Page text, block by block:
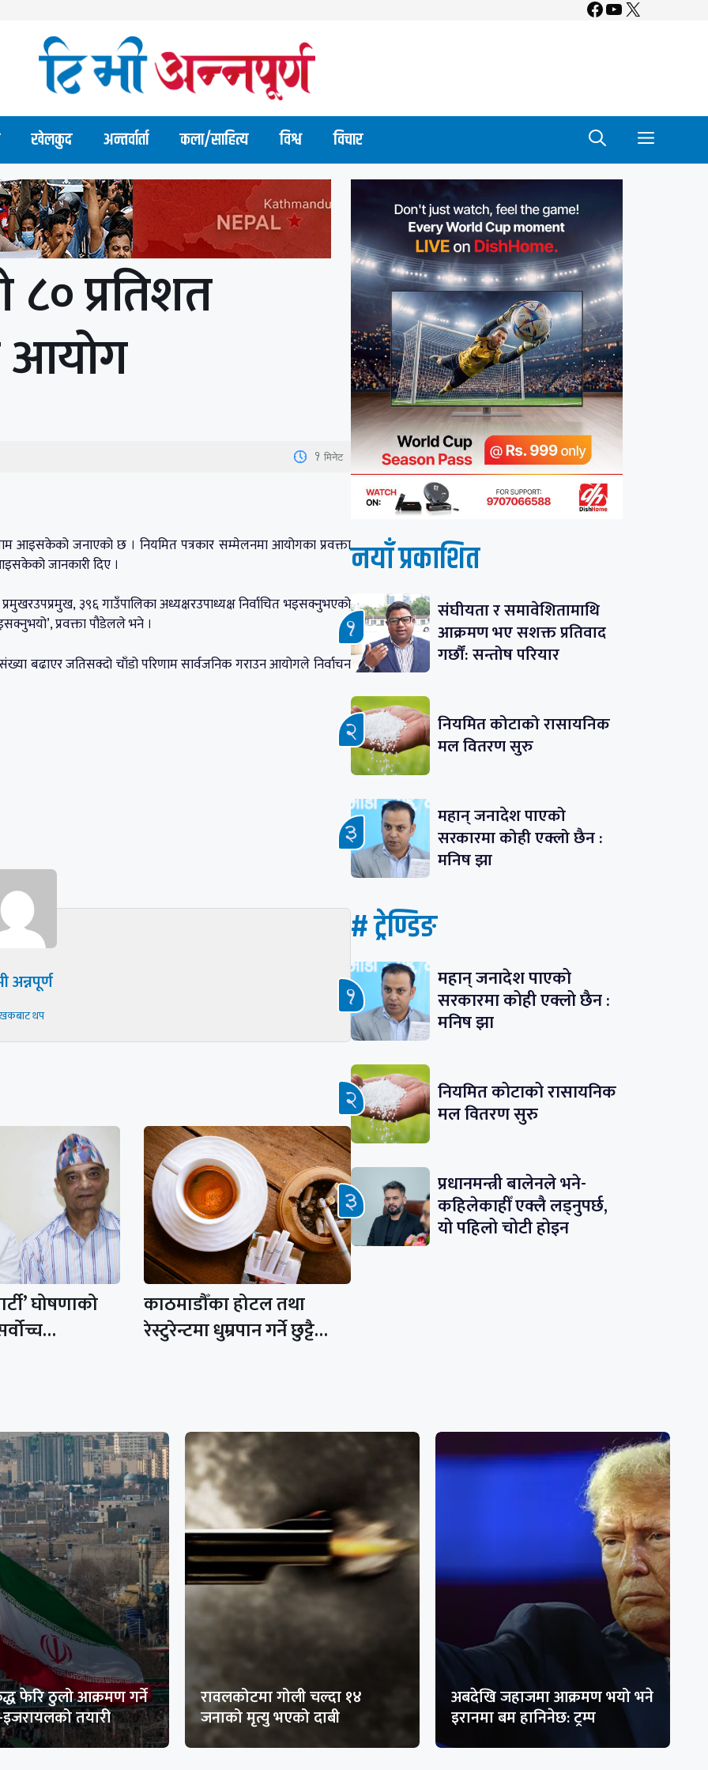
Facebook
YouTube
X
खेलकुद अन्तर्वार्ता कला/साहित्य विश्व विचार
८० प्रतिशत
आयोग
1 मिनेट
आइसकेको जनाएको छ । नियमित पत्रकार सम्मेलनमा आयोगका प्रवक्ता
जानकारी दिए ।
३९६ गाउँपालिका अध्यक्षरउपाध्यक्ष निर्वाचित भइसक्नुभएको
प्रवक्ता पौडेलले भने ।
बढाएर जतिसक्दो चाँडो परिणाम सार्वजनिक गराउन आयोगले निर्वाचन
अन्नपूर्ण
थप
घोषणाको
काठमाडौँका होटल तथा
रेस्टुरेन्टमा धुम्रपान गर्ने छुट्टै…
नयाँ प्रकाशित
संघीयता र समावेशितामाथि
आक्रमण भए सशक्त प्रतिवाद
गर्छौं: सन्तोष परियार
नियमित कोटाको रासायनिक
मल वितरण सुरु
महान् जनादेश पाएको
सरकारमा कोही एक्लो छैन :
मनिष झा
# ट्रेण्डिङ
महान् जनादेश पाएको
सरकारमा कोही एक्लो छैन :
मनिष झा
नियमित कोटाको रासायनिक
मल वितरण सुरु
प्रधानमन्त्री बालेनले भने-
कहिलेकाहीँ एक्लै लड्नुपर्छ,
यो पहिलो चोटी होइन
फेरि ठुलो आक्रमण गर्ने
तयारी
रावलकोटमा गोली चल्दा १४
जनाको मृत्यु भएको दाबी
अबदेखि जहाजमा आक्रमण भयो भने
इरानमा बम हानिनेछ: ट्रम्प